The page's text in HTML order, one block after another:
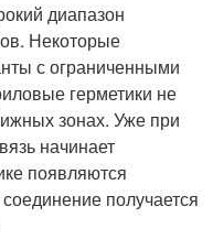
диапазон
Некоторые
с ограниченными
герметики не
зонах. Уже при
начинает
появляются
получается